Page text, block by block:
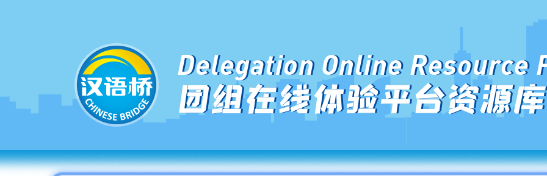
Delegation Online Resource
团组在线体验平台资源库